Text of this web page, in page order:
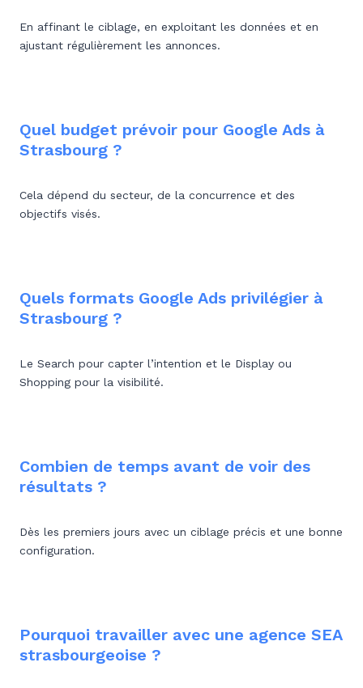
En affinant le ciblage, en exploitant les données et en
ajustant régulièrement les annonces.
Quel budget prévoir pour Google Ads à
Strasbourg ?
Cela dépend du secteur, de la concurrence et des
objectifs visés.
Quels formats Google Ads privilégier à
Strasbourg ?
Le Search pour capter l’intention et le Display ou
Shopping pour la visibilité.
Combien de temps avant de voir des
résultats ?
Dès les premiers jours avec un ciblage précis et une bonne
configuration.
Pourquoi travailler avec une agence SEA
strasbourgeoise ?